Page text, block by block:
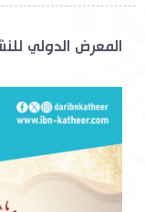
المعرض الدولي للنشر